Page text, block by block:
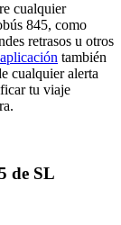
cualquier
845, como
retrasos u otros
también
cualquier alerta
tu viaje
de SL